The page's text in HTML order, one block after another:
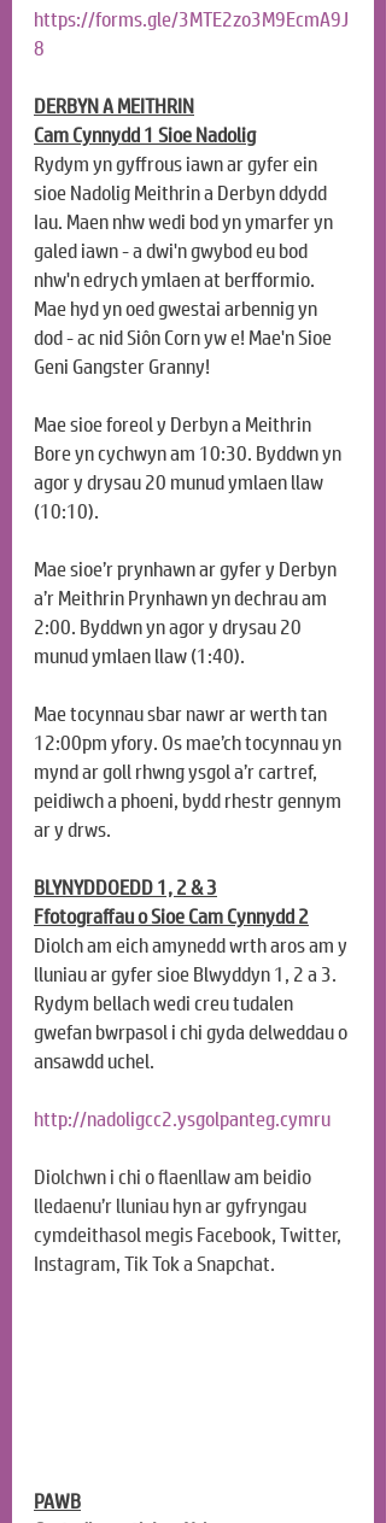
https://forms.gle/3MTE2zo3M9EcmA9J
8
DERBYN A MEITHRIN
Cam Cynnydd 1 Sioe Nadolig
Rydym yn gyffrous iawn ar gyfer ein
sioe Nadolig Meithrin a Derbyn ddydd
Iau. Maen nhw wedi bod yn ymarfer yn
galed iawn - a dwi'n gwybod eu bod
nhw'n edrych ymlaen at berfformio.
Mae hyd yn oed gwestai arbennig yn
dod - ac nid Siôn Corn yw e! Mae'n Sioe
Geni Gangster Granny!
Mae sioe foreol y Derbyn a Meithrin
Bore yn cychwyn am 10:30. Byddwn yn
agor y drysau 20 munud ymlaen llaw
(10:10).
Mae sioe’r prynhawn ar gyfer y Derbyn
a’r Meithrin Prynhawn yn dechrau am
2:00. Byddwn yn agor y drysau 20
munud ymlaen llaw (1:40).
Mae tocynnau sbar nawr ar werth tan
12:00pm yfory. Os mae’ch tocynnau yn
mynd ar goll rhwng ysgol a’r cartref,
peidiwch a phoeni, bydd rhestr gennym
ar y drws.
BLYNYDDOEDD 1, 2 & 3
Ffotograffau o Sioe Cam Cynnydd 2
Diolch am eich amynedd wrth aros am y
lluniau ar gyfer sioe Blwyddyn 1, 2 a 3.
Rydym bellach wedi creu tudalen
gwefan bwrpasol i chi gyda delweddau o
ansawdd uchel.
http://nadoligcc2.ysgolpanteg.cymru
Diolchwn i chi o flaenllaw am beidio
lledaenu’r lluniau hyn ar gyfryngau
cymdeithasol megis Facebook, Twitter,
Instagram, Tik Tok a Snapchat.
PAWB